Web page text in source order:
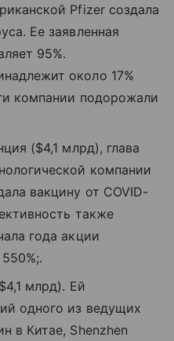
Pfizer создала
Ее заявленная
95%.
около 17%
компании подорожали
($4,1 млрд), глава
компании
вакцину от COVID-
также
года акции
млрд). Ей
одного из ведущих
в Китае, Shenzhen